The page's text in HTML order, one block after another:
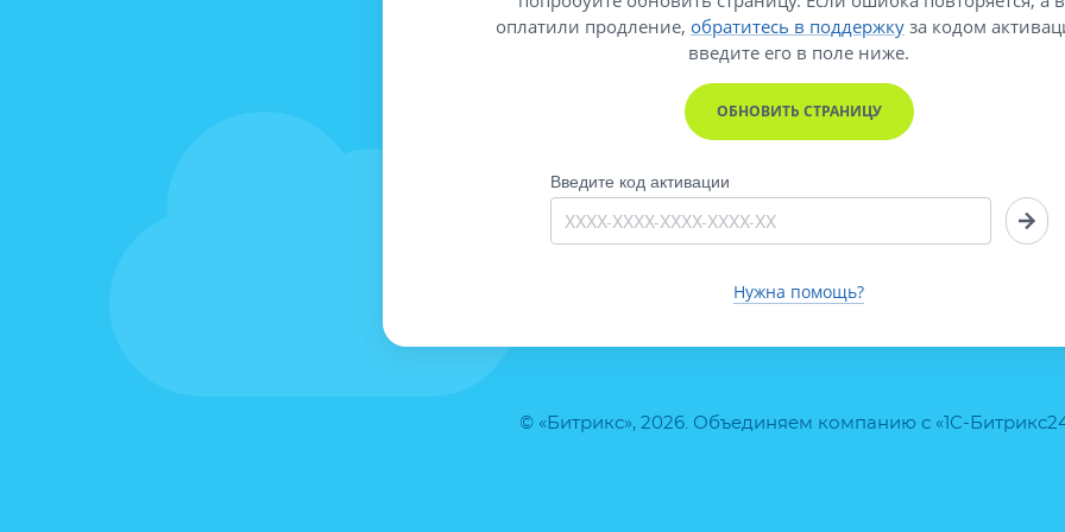
© «Битрикс», 2026. Объединяем компанию с «1С-
оплатили продление, обратитесь в поддержку за кодом
введите его в поле ниже.
ОБНОВИТЬ СТРАНИЦУ
Введите код активации
Нужна помощь?